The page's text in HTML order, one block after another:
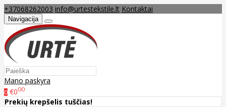
+37068262003 info@urtestekstile.lt Kontaktai
Navigacija
Mano paskyra
0 €000
Prekių krepšelis tuščias!